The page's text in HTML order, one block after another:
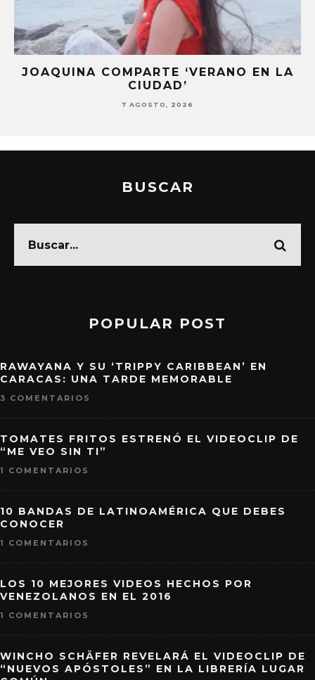
JOAQUINA COMPARTE ‘VERANO EN LA
CIUDAD’
7 AGOSTO, 2026
BUSCAR
POPULAR POST
RAWAYANA Y SU ‘TRIPPY CARIBBEAN’ EN
CARACAS: UNA TARDE MEMORABLE
3 COMENTARIOS
TOMATES FRITOS ESTRENÓ EL VIDEOCLIP DE
“ME VEO SIN TI”
1 COMENTARIOS
10 BANDAS DE LATINOAMÉRICA QUE DEBES
CONOCER
1 COMENTARIOS
LOS 10 MEJORES VIDEOS HECHOS POR
VENEZOLANOS EN EL 2016
1 COMENTARIOS
WINCHO SCHÄFER REVELARÁ EL VIDEOCLIP DE
“NUEVOS APÓSTOLES” EN LA LIBRERÍA LUGAR